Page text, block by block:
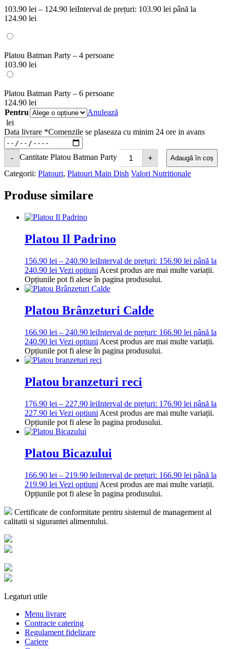
103.90 lei – 124.90 leiInterval de prețuri: 103.90 lei până la
124.90 lei
Platou Batman Party – 4 persoane
103.90 lei
Platou Batman Party – 6 persoane
124.90 lei
Pentru
Anulează
lei
Data livrare *Comenzile se plaseaza cu minim 24 ore in avans
- Cantitate Platou Batman Party + Adaugă în coș
Categorii: Platouri, Platouri Main Dish Valori Nutritionale
Produse similare
Platou Il Padrino
156.90 lei – 240.90 leiInterval de prețuri: 156.90 lei până la
240.90 lei Vezi optiuni Acest produs are mai multe variații.
Opțiunile pot fi alese în pagina produsului.
Platou Brânzeturi Calde
166.90 lei – 240.90 leiInterval de prețuri: 166.90 lei până la
240.90 lei Vezi optiuni Acest produs are mai multe variații.
Opțiunile pot fi alese în pagina produsului.
Platou branzeturi reci
176.90 lei – 227.90 leiInterval de prețuri: 176.90 lei până la
227.90 lei Vezi optiuni Acest produs are mai multe variații.
Opțiunile pot fi alese în pagina produsului.
Platou Bicazului
166.90 lei – 219.90 leiInterval de prețuri: 166.90 lei până la
219.90 lei Vezi optiuni Acest produs are mai multe variații.
Opțiunile pot fi alese în pagina produsului.
Certificate de conformitate pentru sistemul de management al
calitatii si sigurantei alimentului.
Legaturi utile
Menu livrare
Contracte catering
Regulament fidelizare
Cariere